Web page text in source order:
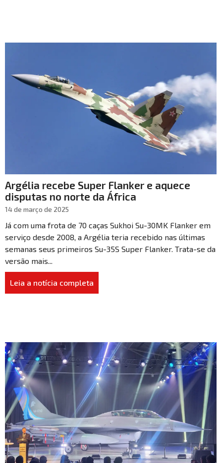
Argélia recebe Super Flanker e aquece
disputas no norte da África
14 de março de 2025
Já com uma frota de 70 caças Sukhoi Su-30MK Flanker em
serviço desde 2008, a Argélia teria recebido nas últimas
semanas seus primeiros Su-35S Super Flanker. Trata-se da
versão mais...
Leia a notícia completa